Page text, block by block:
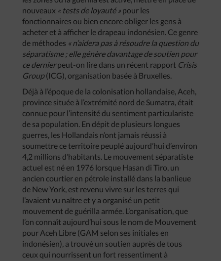
nouveaux « tests de loyauté » pour les
fonctionnaires ou bien encore obliger les gens à
acheter et à afficher le drapeau indonésien. Ce genre
de méthodes « n’aidera pas à résoudre la question du
séparatisme ; elle génère davantage de soutien pour
ce dernierpeut-on lire dans un récent rapport Crisis
Group(ICG), organisation basée à Bruxelles.
Déjà à l’époque de la colonisation hollandaise, Aceh,
province située à l’extrémité nord de Sumatra, était
connue pour l’intensité du sentiment particulariste
de sa population. En dépit de plusieurs longues
guerres, les Hollandais n’ont jamais réussi à
soumettre ce territoire peuplé aujourd’hui d’environ
4,2 millions d’habitants. Le mouvement séparatiste
actuel est né en 1976 lorsque Hasan di Tiro, un
ancien courtier en pétrole installé dans la banlieue
de New York, est revenu vivre sur les terres qui
l’avaient vu naître et y a organisé un petit
mouvement de guérilla armée. L’organisation, que
l’on connaît aujourd’hui sous le nom de Mouvement
pour Aceh Libre (GAM selon ses initiales en
indonésien), a trouvé un soutien auprès de tous
ceux qui nourrissent un fort ressentiment à